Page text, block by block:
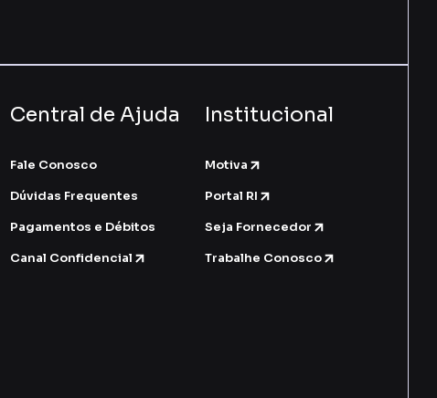
Central de Ajuda
Fale Conosco
Dúvidas Frequentes
Pagamentos e Débitos
Canal Confidencial
Institucional
Motiva
Portal RI
Seja Fornecedor
Trabalhe Conosco